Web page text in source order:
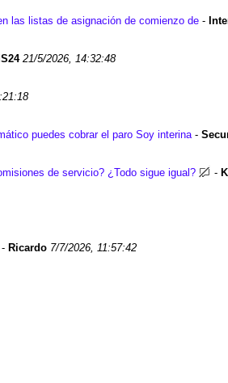
las listas de asignación de comienzo de -
21/5/2026, 14:32:48
puedes cobrar el paro Soy interina-
de servicio? ¿Todo sigue igual? -
- Ricardo 7/7/2026, 11:57:42